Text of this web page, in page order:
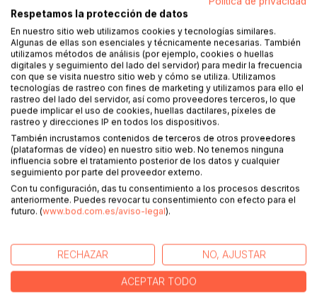
Siempre me he preguntado si en el futuro que se nos
avecina existirá la poesía tal y como la conocemos. Quiero
pensar que sí, que por mucho que cambie el formato, la
reciten unos avatares, o la escenifiquen nuestros clones,
seguirán existiendo los versos.
Este libro precisamente está hecho de poemas que solo
utilicé para participar en internet, en las redes sociales, en
algunos retos, juegos y concursos que circulan por ahí (ver
pie de página). Personalmente creo que hacen una gran
labor, pues ayudan a que este género literario siga hoy muy
vivo y avance conforme a los tiempos. No quería que se
me perdieran ni que se quedaran solamente en el mundo
virtual y los he recopilado en este pequeño poemario. El
último del índice se titula Versos en el Metaverso y da
nombre a este libro.
La poesía no tiene tiempo, el que la lee la rescata,
la hace presente y luego la regresa a su eternidad
Respetamos la protección de datos
En nuestro sitio web utilizamos cookies y tecnologías similares.
Algunas de ellas son esenciales y técnicamente necesarias. También
utilizamos métodos de análisis (por ejemplo, cookies o huellas
digitales y seguimiento del lado del servidor) para medir la frecuencia
con que se visita nuestro sitio web y cómo se utiliza. Utilizamos
tecnologías de rastreo con fines de marketing y utilizamos para ello el
rastreo del lado del servidor, así como proveedores terceros, lo que
puede implicar el uso de cookies, huellas dactilares, píxeles de
rastreo y direcciones IP en todos los dispositivos.
También incrustamos contenidos de terceros de otros proveedores
(plataformas de vídeo) en nuestro sitio web. No tenemos ninguna
influencia sobre el tratamiento posterior de los datos y cualquier
seguimiento por parte del proveedor externo.
Con tu configuración, das tu consentimiento a los procesos descritos
anteriormente. Puedes revocar tu consentimiento con efecto para el
futuro. (www.bod.com.es/aviso-legal).
RECHAZAR NO, AJUSTAR
ACEPTAR TODO